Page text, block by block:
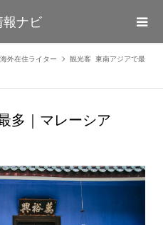
ナビ
海外在住ライター
観光客 東南アジアで最
多｜マレーシア